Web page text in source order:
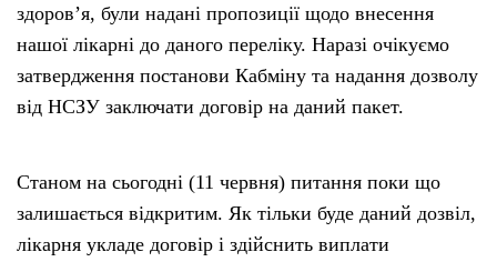
здоров’я, були надані пропозиції щодо внесення
нашої лікарні до даного переліку. Наразі очікуємо
затвердження постанови Кабміну та надання дозволу
від НСЗУ заключати договір на даний пакет.
Станом на сьогодні (11 червня) питання поки що
залишається відкритим. Як тільки буде даний дозвіл,
лікарня укладе договір і здійснить виплати